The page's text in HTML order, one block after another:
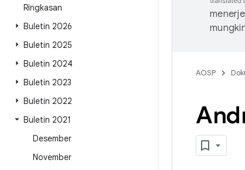
Ringkasan
Buletin 2026
Buletin 2025
Buletin 2024
Buletin 2023
Buletin 2022
Buletin 2021
Desember
November
AOSP